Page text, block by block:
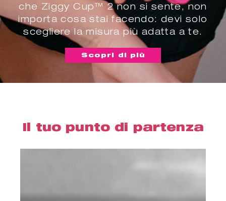
che Ziggy Cup™ 2 non si sente, non
importa cosa stai facendo: devi solo
scegliere la misura più adatta a te.
Scopri di più
Il tuo punto di partenza